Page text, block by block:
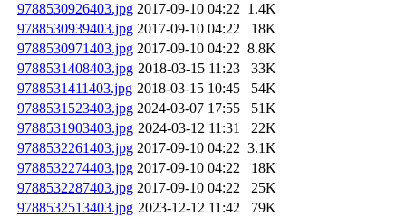
9788530926403.jpg 2017-09-10 04:22 1.4K
9788530939403.jpg 2017-09-10 04:22
18K
9788530971403.jpg 2017-09-10 04:22 8.8K
9788531408403.jpg 2018-03-15 11:23
33K
9788531411403.jpg 2018-03-15 10:45
54K
9788531523403.jpg 2024-03-07 17:55
51K
9788531903403.jpg 2024-03-12 11:31
22K
9788532261403.jpg 2017-09-10 04:22 3.1K
9788532274403.jpg 2017-09-10 04:22
18K
9788532287403.jpg 2017-09-10 04:22
25K
9788532513403.jpg 2023-12-12 11:42
79K